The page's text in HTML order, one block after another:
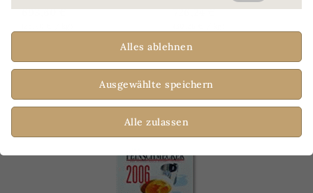
Alles ablehnen
Alle zulassen
Ausgewählte speichern
NUR ONLINE
693,60 €
NUR ONLINE
726,24 €